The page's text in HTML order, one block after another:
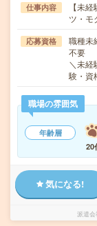
仕事内容
【未
ツ・モ
応募資格
職種未
不要
＼未経
験・
職場の雰囲気
年齢層
20
気になる!
派遣会